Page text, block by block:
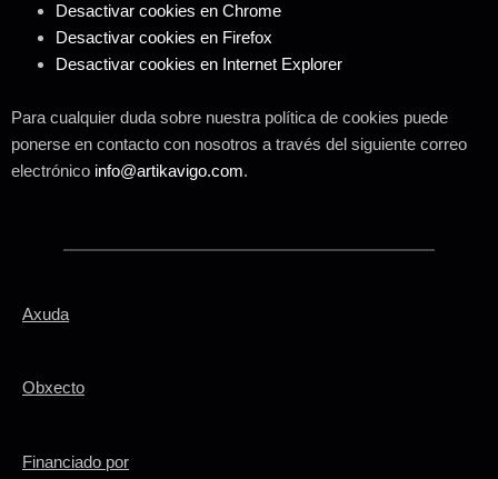
Desactivar cookies en Chrome
Desactivar cookies en Firefox
Desactivar cookies en Internet Explorer
Para cualquier duda sobre nuestra política de cookies puede
ponerse en contacto con nosotros a través del siguiente correo
electrónico info@artikavigo.com.
Axuda
Obxecto
Financiado por